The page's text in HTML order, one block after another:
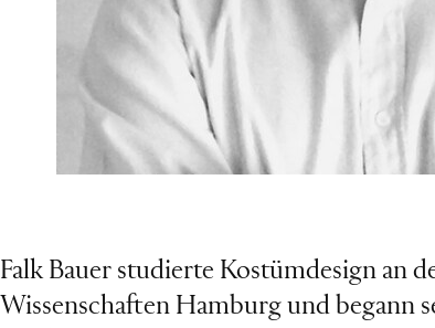
Falk Bauer studierte Kostümdesign an
Wissenschaften Hamburg und begann